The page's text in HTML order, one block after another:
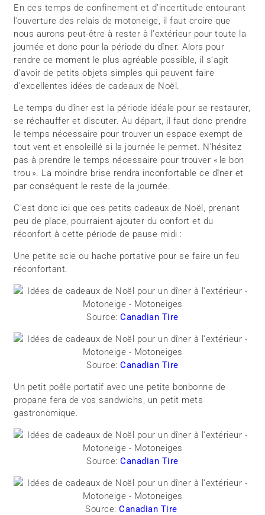
En ces temps de confinement et d’incertitude entourant
l’ouverture des relais de motoneige, il faut croire que
nous aurons peut-être à rester à l’extérieur pour toute la
journée et donc pour la période du dîner. Alors pour
rendre ce moment le plus agréable possible, il s’agit
d’avoir de petits objets simples qui peuvent faire
d’excellentes idées de cadeaux de Noël.
Le temps du dîner est la période idéale pour se restaurer,
se réchauffer et discuter. Au départ, il faut donc prendre
le temps nécessaire pour trouver un espace exempt de
tout vent et ensoleillé si la journée le permet. N’hésitez
pas à prendre le temps nécessaire pour trouver « le bon
trou ». La moindre brise rendra inconfortable ce dîner et
par conséquent le reste de la journée.
C’est donc ici que ces petits cadeaux de Noël, prenant
peu de place, pourraient ajouter du confort et du
réconfort à cette période de pause midi :
Une petite scie ou hache portative pour se faire un feu
réconfortant.
Source:Canadian Tire
Source:Canadian Tire
Un petit poêle portatif avec une petite bonbonne de
propane fera de vos sandwichs, un petit mets
gastronomique.
Source:Canadian Tire
Source: Canadian Tire